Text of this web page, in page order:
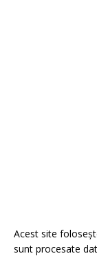
Acest site
sunt procesate